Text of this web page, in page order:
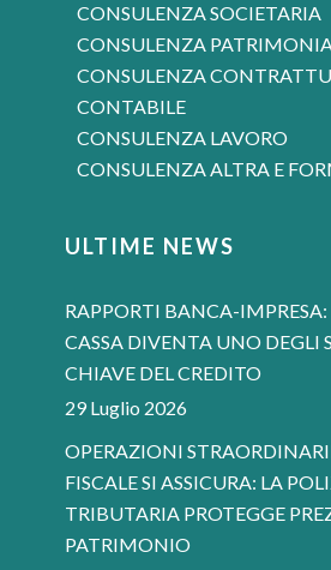
CONSULENZA SOCIETARIA
CONSULENZA
CONSULENZA
CONTABILE
CONSULENZA LAVORO
CONSULENZA ALTRA E
ULTIME NEWS
RAPPORTI BANCA-
CASSA DIVENTA UNO DEGLI
CHIAVE DEL CREDITO
29 Luglio 2026
OPERAZIONI
FISCALE SI ASSICURA: LA
TRIBUTARIA PROTEGGE
PATRIMONIO